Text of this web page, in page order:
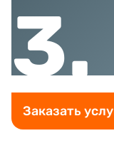
Заказать